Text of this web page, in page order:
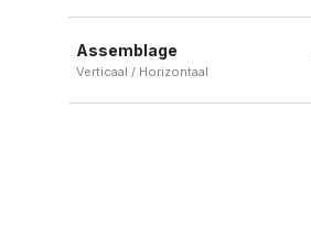
Assemblage
Verticaal / Horizontaal